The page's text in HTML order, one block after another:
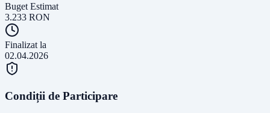
Buget Estimat
3.233 RON
Finalizat la
02.04.2026
Condiții de Participare